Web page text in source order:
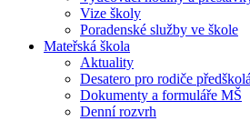
Vize školy
Poradenské služby ve škole
Mateřská škola
Aktuality
Desatero pro rodiče
Dokumenty a formuláře MŠ
Denní rozvrh